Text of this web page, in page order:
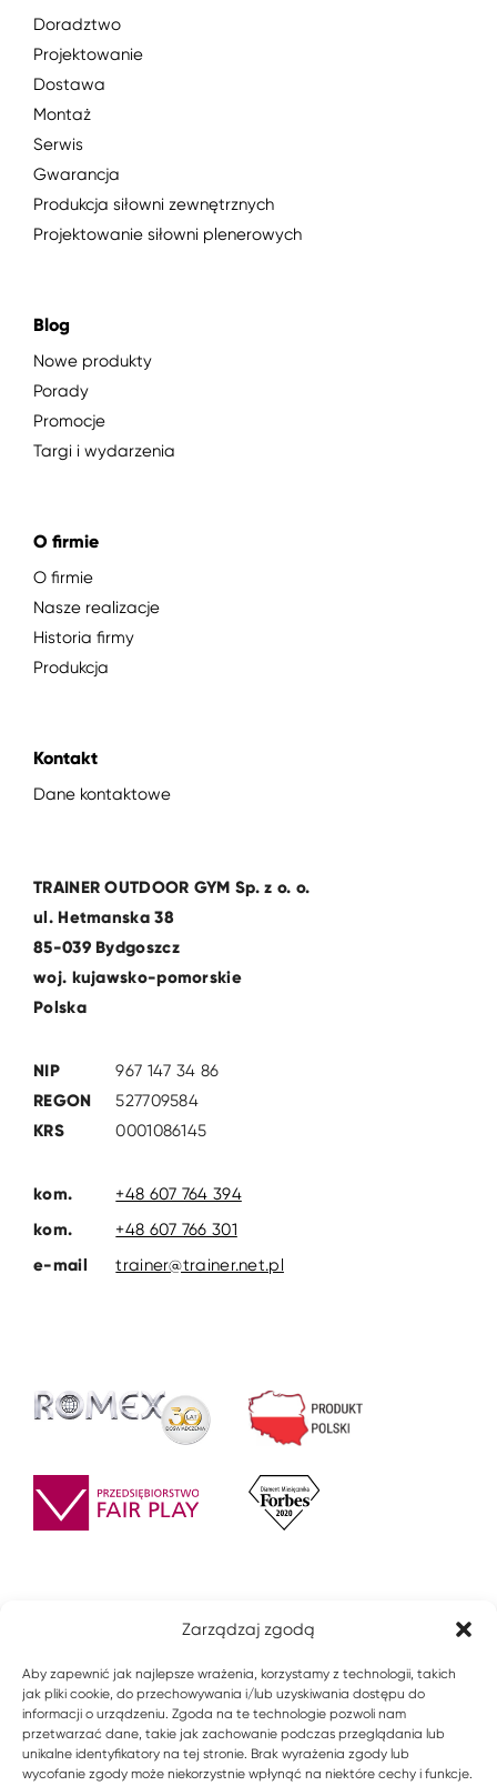
Zarządzaj zgodą
Aby zapewnić jak najlepsze wrażenia, korzystamy z technologii, takich
jak pliki cookie, do przechowywania i/lub uzyskiwania dostępu do
informacji o urządzeniu. Zgoda na te technologie pozwoli nam
przetwarzać dane, takie jak zachowanie podczas przeglądania lub
unikalne identyfikatory na tej stronie. Brak wyrażenia zgody lub
wycofanie zgody może niekorzystnie wpłynąć na niektóre cechy i funkcje.
Doradztwo
Projektowanie
Dostawa
Montaż
Serwis
Gwarancja
Produkcja siłowni zewnętrznych
Projektowanie siłowni plenerowych
Blog
Nowe produkty
Porady
Promocje
Targi i wydarzenia
O firmie
O firmie
Nasze realizacje
Historia firmy
Produkcja
Kontakt
Dane kontaktowe
TRAINER OUTDOOR GYM Sp. z o. o.
ul. Hetmanska 38
85-039 Bydgoszcz
woj. kujawsko-pomorskie
Polska
NIP
967 147 34 86
REGON
527709584
KRS
0001086145
kom.
+48 607 764 394
kom.
+48 607 766 301
e-mail
trainer@trainer.net.pl